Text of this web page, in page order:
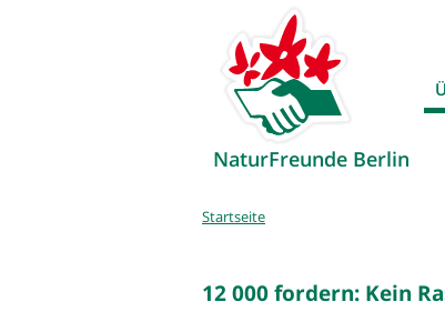
NaturFreunde Berlin
Sie
Startseite
12 000 fordern: Kein